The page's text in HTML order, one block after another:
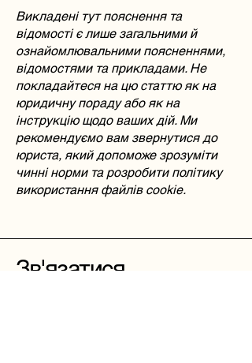
Викладені тут пояснення та
відомості є лише загальними й
ознайомлювальними поясненнями,
відомостями та прикладами. Не
покладайтеся на цю статтю як на
юридичну пораду або як на
інструкцію щодо ваших дій. Ми
рекомендуємо вам звернутися до
юриста, який допоможе зрозуміти
чинні норми та розробити політику
використання файлів cookie.
Зв'язатися